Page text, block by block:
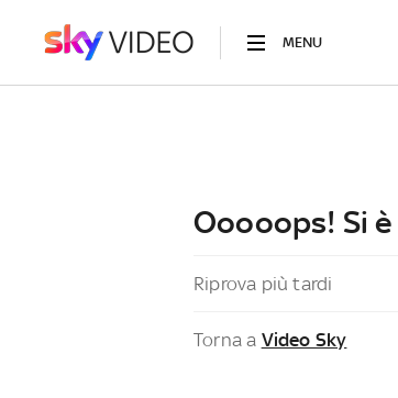
MENU
Ooooops! Si
Riprova più tardi
Torna a Video Sky